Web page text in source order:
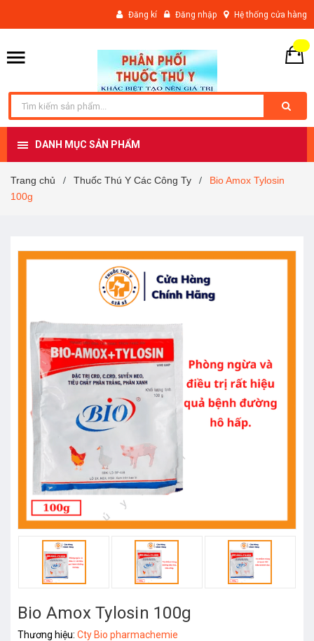
Đăng kí Đăng nhập Hệ thống cửa hàng
DANH MỤC SẢN PHẨM
Trang chủ / Thuốc Thú Y Các Công Ty /
Bio Amox Tylosin
100g
Bio Amox Tylosin 100g
Thương hiệu: Cty Bio pharmachemie